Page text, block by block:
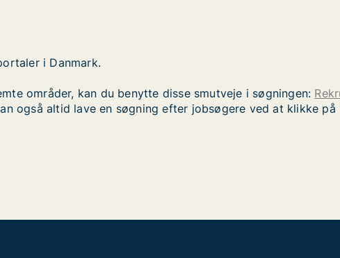
i Danmark.
områder, kan du benytte disse smutveje i søgningen:
også altid lave en søgning efter jobsøgere ved at klikke